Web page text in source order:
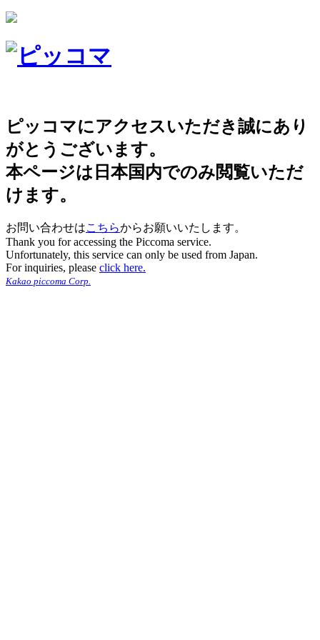
ピッコマにアクセスいただき誠にあり
がとうございます。
本ページは日本国内でのみ閲覧いただ
けます。
お問い合わせはこちらからお願いいたします。
Thank you for accessing the Piccoma service.
Unfortunately, this service can only be used from Japan.
For inquiries, please click here.
Kakao piccoma Corp.